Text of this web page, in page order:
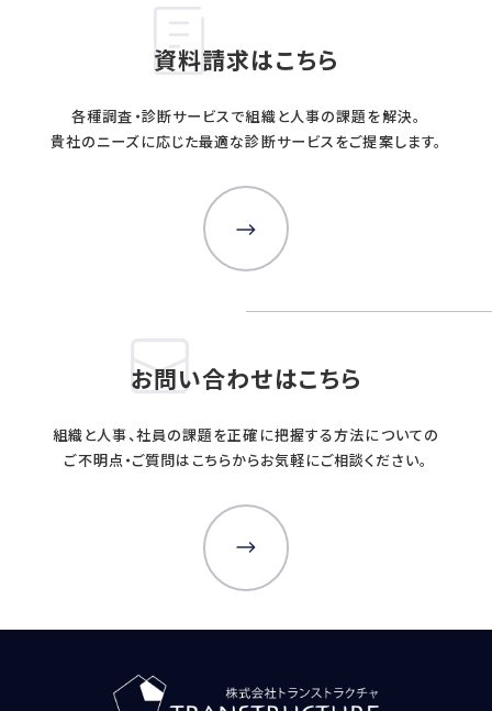
資料請求はこちら
各種調査・診断サービスで組織と人事の課題を解決。
貴社のニーズに応じた最適な診断サービスをご提案します。
お問い合わせはこちら
組織と人事、社員の課題を正確に把握する方法についての
ご不明点・ご質問はこちらからお気軽にご相談ください。